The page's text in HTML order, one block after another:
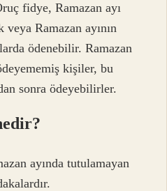
fidye, Ramazan ayı
Ramazan ayının
ödenebilir. Ramazan
kişiler, bu
sonra ödeyebilirler.
ayında tutulamayan